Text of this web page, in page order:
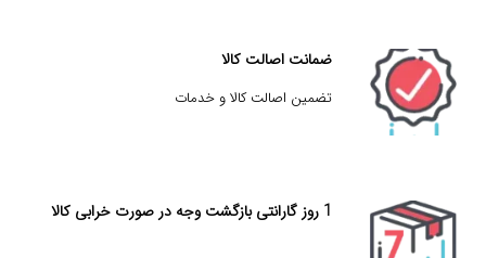
ضمانت اصالت کالا
تضمین اصالت کالا و خدمات
1 روز گارانتی بازگشت وجه در صورت خرابی کالا